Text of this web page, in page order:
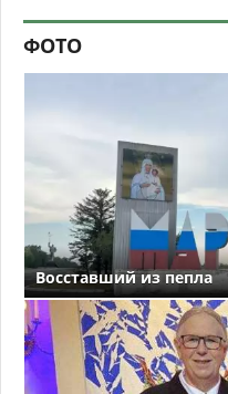
ФОТО
Восставший из пепла